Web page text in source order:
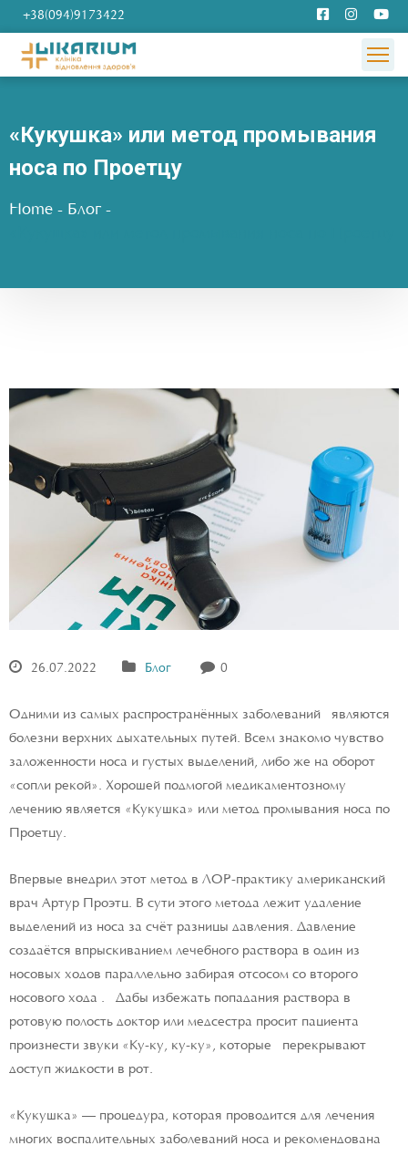
+38(094)9173422
«Кукушка» или метод промывания
носа по Проетцу
Home - Блог -
26.07.2022 Блог 0
Одними из самых распространённых заболеваний являются
болезни верхних дыхательных путей. Всем знакомо чувство
заложенности носа и густых выделений, либо же на оборот
«сопли рекой». Хорошей подмогой медикаментозному
лечению является «Кукушка» или метод промывания носа по
Проетцу.
Впервые внедрил этот метод в ЛОР-практику американский
врач Артур Проэтц. В сути этого метода лежит удаление
выделений из носа за счёт разницы давления. Давление
создаётся впрыскиванием лечебного раствора в один из
носовых ходов параллельно забирая отсосом со второго
носового хода . Дабы избежать попадания раствора в
ротовую полость доктор или медсестра просит пациента
произнести звуки «Ку-ку, ку-ку», которые перекрывают
доступ жидкости в рот.
«Кукушка» — процедура, которая проводится для лечения
многих воспалительных заболеваний носа и рекомендована